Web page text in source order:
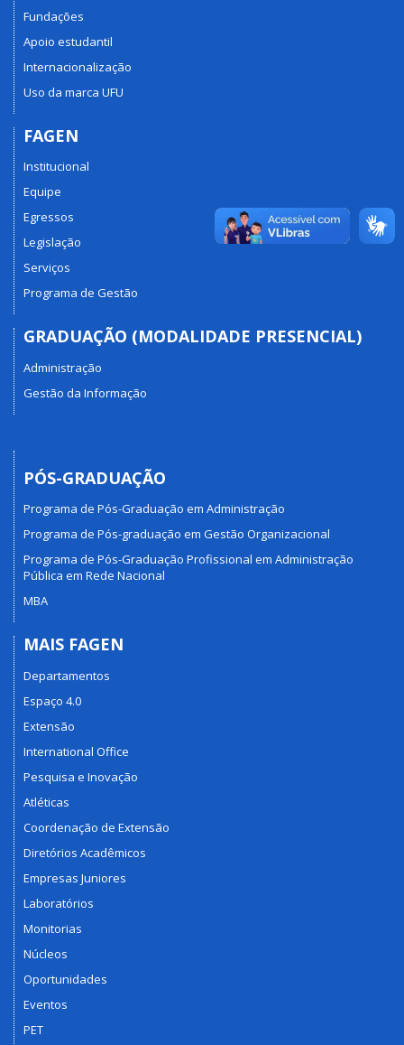
Fundações
Apoio estudantil
Internacionalização
Uso da marca UFU
FAGEN
Institucional
Equipe
Egressos
Legislação
Serviços
Programa de Gestão
GRADUAÇÃO (MODALIDADE PRESENCIAL)
Administração
Gestão da Informação
PÓS-GRADUAÇÃO
Programa de Pós-Graduação em Administração
Programa de Pós-graduação em Gestão Organizacional
Programa de Pós-Graduação Profissional em Administração
Pública em Rede Nacional
MBA
MAIS FAGEN
Departamentos
Espaço 4.0
Extensão
International Office
Pesquisa e Inovação
Atléticas
Coordenação de Extensão
Diretórios Acadêmicos
Empresas Juniores
Laboratórios
Monitorias
Núcleos
Oportunidades
Eventos
PET